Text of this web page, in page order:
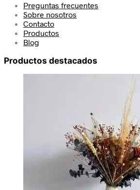
Preguntas frecuentes
Sobre nosotros
Contacto
Productos
Blog
Productos destacados